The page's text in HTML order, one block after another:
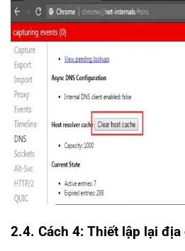
2.4. Cách 4: Thiết lập lại